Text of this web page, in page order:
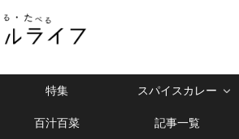
特集 スパイスカレー
百汁百菜 記事一覧